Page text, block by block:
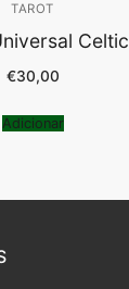
TAROT
Celtic
€30,00
Adicionar